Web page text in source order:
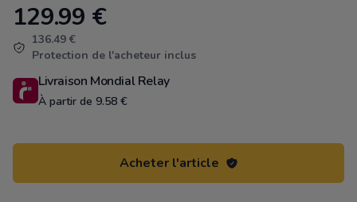
Product information
129.99 €
136.49 €
Protection de l'acheteur inclus
Livraison Mondial Relay
À partir de 9.58 €
Acheter l'article